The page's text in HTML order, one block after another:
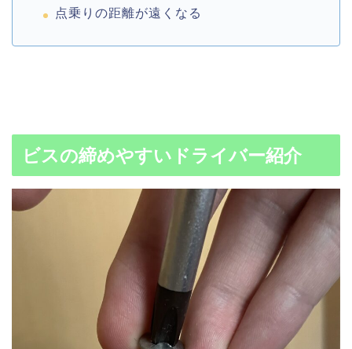
点乗りの距離が遠くなる
ビスの締めやすいドライバー紹介